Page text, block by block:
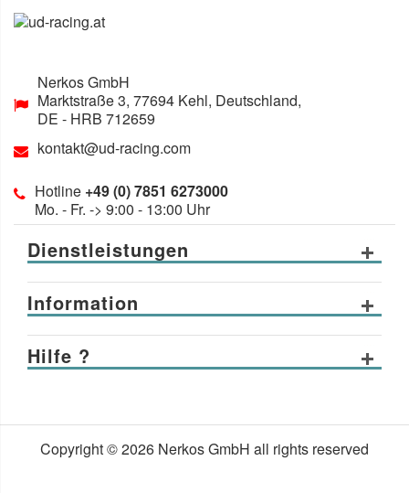
Nerkos GmbH
Marktstraße 3, 77694 Kehl, Deutschland,
DE - HRB 712659
kontakt@ud-racing.com
Hotline +49 (0) 7851 6273000
Mo. - Fr. -> 9:00 - 13:00 Uhr
Dienstleistungen
Information
Hilfe ?
Copyright © 2026 Nerkos GmbH all rights reserved